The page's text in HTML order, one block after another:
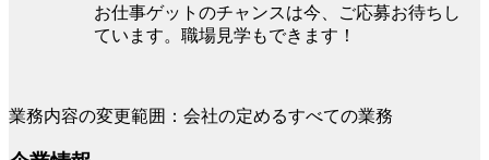
お仕事ゲットのチャンスは今、ご応募お待ちし
ています。職場見学もできます！
業務内容の変更範囲：会社の定めるすべての業務